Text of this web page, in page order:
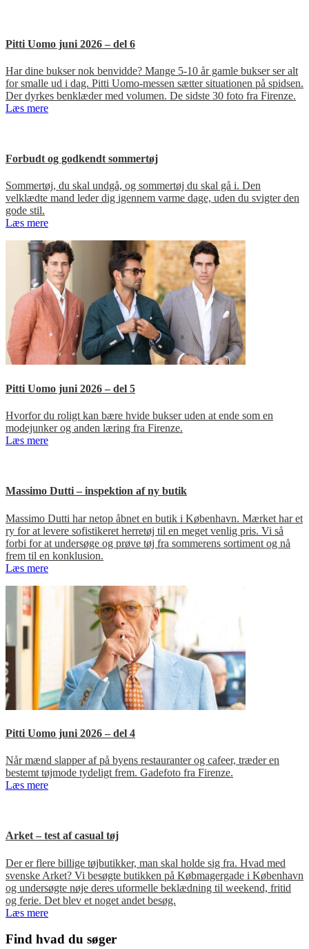
Pitti Uomo juni 2026 – del 6
Har dine bukser nok benvidde? Mange 5-10 år gamle bukser ser alt
for smalle ud i dag. Pitti Uomo-messen sætter situationen på spidsen.
Der dyrkes benklæder med volumen. De sidste 30 foto fra Firenze.
Læs mere
Forbudt og godkendt sommertøj
Sommertøj, du skal undgå, og sommertøj du skal gå i. Den
velklædte mand leder dig igennem varme dage, uden du svigter den
gode stil.
Læs mere
Pitti Uomo juni 2026 – del 5
Hvorfor du roligt kan bære hvide bukser uden at ende som en
modejunker og anden læring fra Firenze.
Læs mere
Massimo Dutti – inspektion af ny butik
Massimo Dutti har netop åbnet en butik i København. Mærket har et
ry for at levere sofistikeret herretøj til en meget venlig pris. Vi så
forbi for at undersøge og prøve tøj fra sommerens sortiment og nå
frem til en konklusion.
Læs mere
Pitti Uomo juni 2026 – del 4
Når mænd slapper af på byens restauranter og cafeer, træder en
bestemt tøjmode tydeligt frem. Gadefoto fra Firenze.
Læs mere
Arket – test af casual tøj
Der er flere billige tøjbutikker, man skal holde sig fra. Hvad med
svenske Arket? Vi besøgte butikken på Købmagergade i København
og undersøgte nøje deres uformelle beklædning til weekend, fritid
og ferie. Det blev et noget andet besøg.
Læs mere
Primær
Find hvad du søger